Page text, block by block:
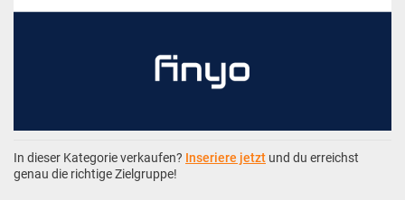
In dieser Kategorie verkaufen? Inseriere jetzt und du erreichst
genau die richtige Zielgruppe!